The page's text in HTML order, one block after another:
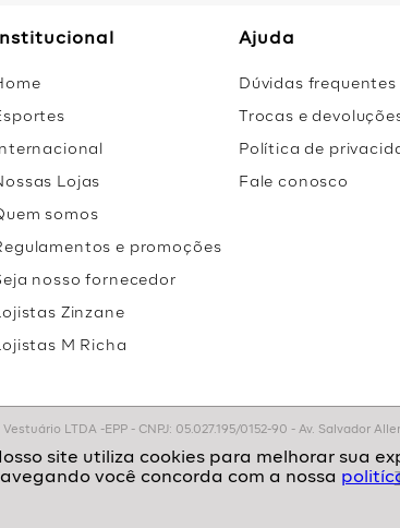
Institucional
Internacional
Lojas
somos
e promoções
nosso fornecedor
Zinzane
M Richa
Ajuda
Dúvidas frequentes
Trocas e
Política de
Fale conosco
LTDA -EPP - CNPJ: 05.027.195/0152-90 - Av. Salvador